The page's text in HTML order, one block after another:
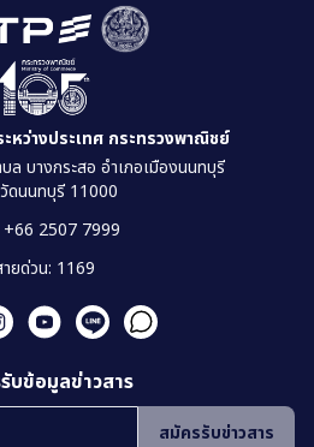
หว่างประเทศ กระทรวงพาณิชย์
บางกระสอ อำเภอเมืองนนทบุรี
ดนนทบุรี 11000
+66 2507 7999
ยด่วน: 1169
บข้อมูลข่าวสาร
สมัครรับข่าวสาร